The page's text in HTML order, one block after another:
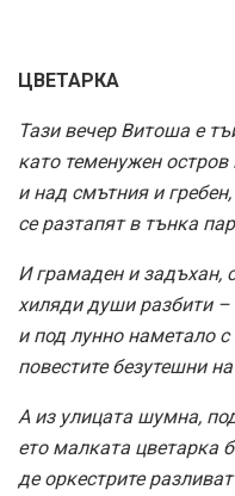
ЦВЕТАРКА
Тази вечер Витоша е
като теменужен
и над смътния и
се разтапят в тънка
И грамаден и задъхан,
хиляди души разбити –
и под лунно наметало
повестите безутешни
А из улицата шумна,
ето малката цветарка
де оркестрите